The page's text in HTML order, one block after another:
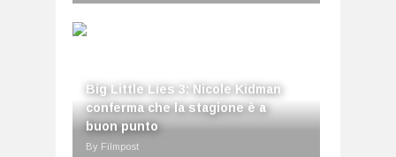
Big Little Lies 3: Nicole Kidman
conferma che la stagione è a
buon punto
By Filmpost